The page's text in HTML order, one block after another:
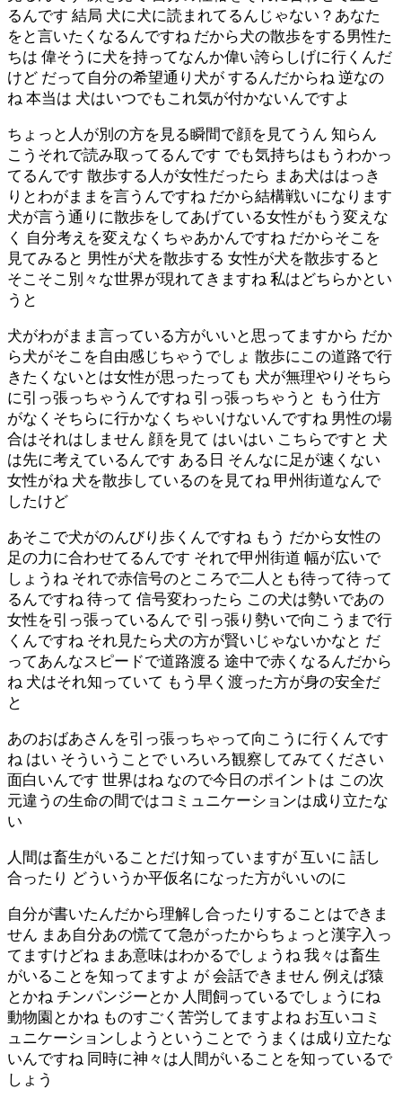
るんです 結局 犬に犬に読まれてるんじゃない？あなた
をと言いたくなるんですね だから犬の散歩をする男性た
ちは 偉そうに犬を持ってなんか偉い誇らしげに行くんだ
けど だって自分の希望通り犬が するんだからね 逆なの
ね 本当は 犬はいつでもこれ気が付かないんですよ
ちょっと人が別の方を見る瞬間で顔を見てうん 知らん
こうそれで読み取ってるんです でも気持ちはもうわかっ
てるんです 散歩する人が女性だったら まあ犬ははっき
りとわがままを言うんですね だから結構戦いになります
犬が言う通りに散歩をしてあげている女性がもう変えな
く 自分考えを変えなくちゃあかんですね だからそこを
見てみると 男性が犬を散歩する 女性が犬を散歩すると
そこそこ別々な世界が現れてきますね 私はどちらかとい
うと
犬がわがまま言っている方がいいと思ってますから だか
ら犬がそこを自由感じちゃうでしょ 散歩にこの道路で行
きたくないとは女性が思ったっても 犬が無理やりそちら
に引っ張っちゃうんですね 引っ張っちゃうと もう仕方
がなくそちらに行かなくちゃいけないんですね 男性の場
合はそれはしません 顔を見て はいはい こちらですと 犬
は先に考えているんです ある日 そんなに足が速くない
女性がね 犬を散歩しているのを見てね 甲州街道なんで
したけど
あそこで犬がのんびり歩くんですね もう だから女性の
足の力に合わせてるんです それで甲州街道 幅が広いで
しょうね それで赤信号のところで二人とも待って待って
るんですね 待って 信号変わったら この犬は勢いであの
女性を引っ張っているんで 引っ張り勢いで向こうまで行
くんですね それ見たら犬の方が賢いじゃないかなと だ
ってあんなスピードで道路渡る 途中で赤くなるんだから
ね 犬はそれ知っていて もう早く渡った方が身の安全だ
と
あのおばあさんを引っ張っちゃって向こうに行くんです
ね はい そういうことで いろいろ観察してみてください
面白いんです 世界はね なので今日のポイントは この次
元違うの生命の間ではコミュニケーションは成り立たな
い
人間は畜生がいることだけ知っていますが 互いに 話し
合ったり どういうか平仮名になった方がいいのに
自分が書いたんだから理解し合ったりすることはできま
せん まあ自分あの慌てて急がったからちょっと漢字入っ
てますけどね まあ意味はわかるでしょうね 我々は畜生
がいることを知ってますよ が 会話できません 例えば猿
とかね チンパンジーとか 人間飼っているでしょうにね
動物園とかね ものすごく苦労してますよね お互いコミ
ュニケーションしようということで うまくは成り立たな
いんですね 同時に神々は人間がいることを知っているで
しょう